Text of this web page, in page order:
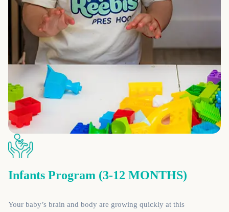
Infants Program (3-12 MONTHS)
Your baby’s brain and body are growing quickly at this